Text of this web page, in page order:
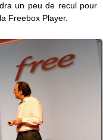
un peu de recul pour
Freebox Player.